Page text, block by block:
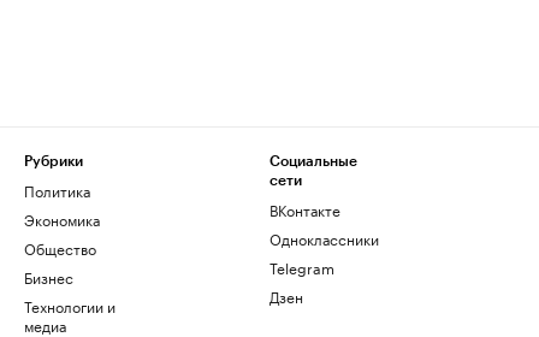
Рубрики
Политика
Экономика
Общество
Бизнес
Технологии и
медиа
Социальные
сети
ВКонтакте
Одноклассники
Telegram
Дзен